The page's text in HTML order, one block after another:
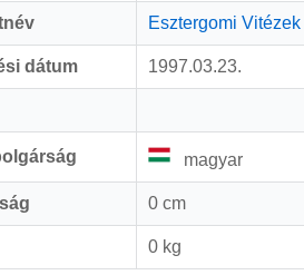
Esztergomi Vitézek
dátum 1997.03.23.
magyar
0 cm
0 kg